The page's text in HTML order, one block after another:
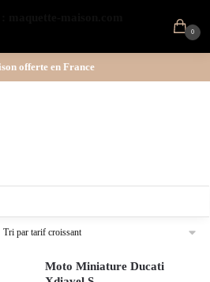
0
offerte en France
Moto Miniature Ducati